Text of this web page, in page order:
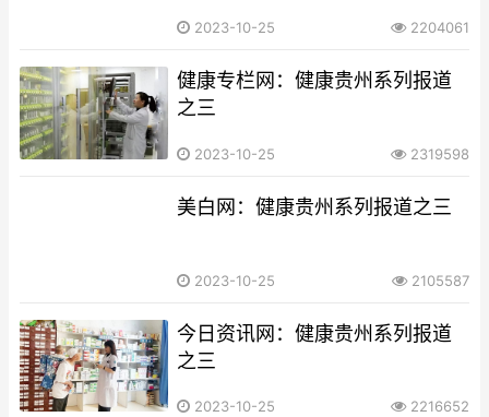
2023-10-25 2204061
健康专栏网：健康贵州系列报道
之三
2023-10-25 2319598
美白网：健康贵州系列报道之三
2023-10-25 2105587
今日资讯网：健康贵州系列报道
之三
2023-10-25 2216652